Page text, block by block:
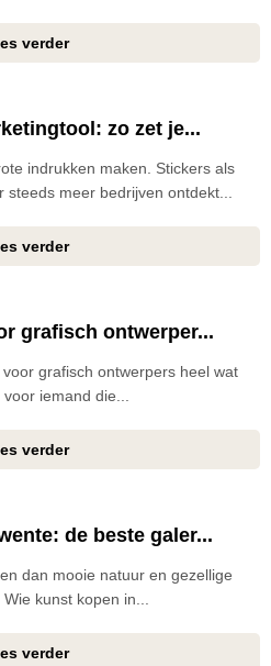
verder
zo zet je...
indrukken maken. Stickers als
steeds meer bedrijven ontdekt...
verder
grafisch ontwerper...
grafisch ontwerpers heel wat
iemand die...
verder
de beste galer...
dan mooie natuur en gezellige
kunst kopen in...
verder